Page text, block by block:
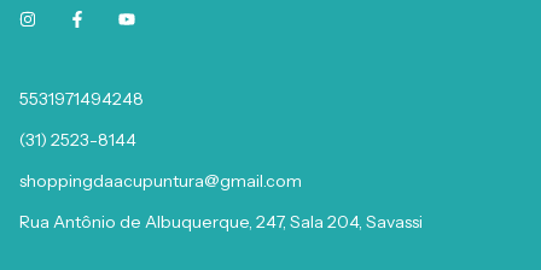
5531971494248
(31) 2523-8144
shoppingdaacupuntura@gmail.com
Rua Antônio de Albuquerque, 247, Sala 204, Savassi